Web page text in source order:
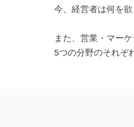
今、経営者は何を
また、営業・マー
5つの分野のそれぞ